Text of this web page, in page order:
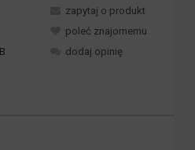
zapytaj o produkt
poleć znajomemu
dodaj opinię